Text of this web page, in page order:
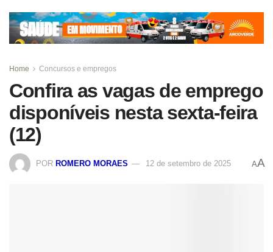
Home Concursos e empregos
Confira as vagas de emprego
disponíveis nesta sexta-feira
(12)
POR ROMERO MORAES 12 de setembro de 2025 AA